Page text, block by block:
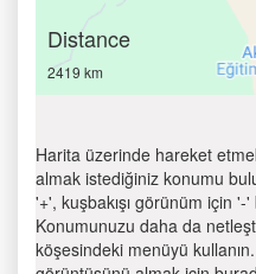
Distance
2419 km
Harita üzerinde hareket
almak istediğiniz konumu
'+', kuşbakışı görünüm için '-'
Konumunuzu daha da
köşesindeki menüyü